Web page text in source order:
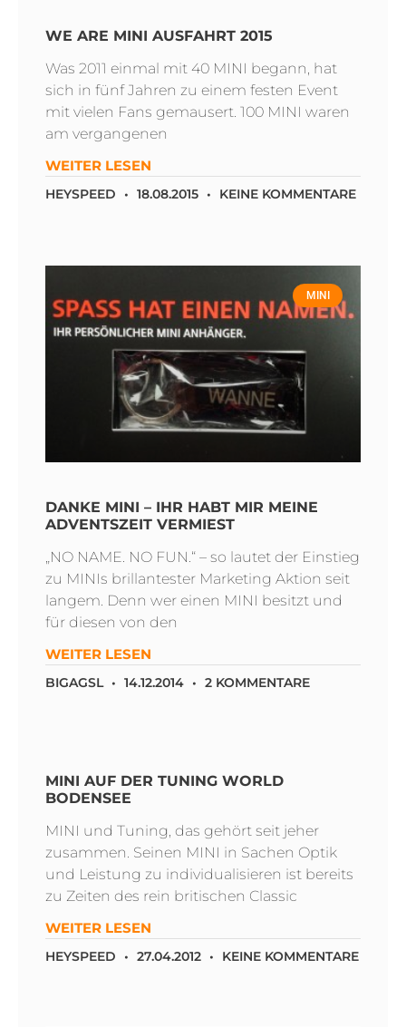
WE ARE MINI AUSFAHRT 2015
Was 2011 einmal mit 40 MINI begann, hat
sich in fünf Jahren zu einem festen Event
mit vielen Fans gemausert. 100 MINI waren
am vergangenen
WEITER LESEN
HEYSPEED 18.08.2015 KEINE KOMMENTARE
MINI
DANKE MINI – IHR HABT MIR MEINE
ADVENTSZEIT VERMIEST
„NO NAME. NO FUN.“ – so lautet der Einstieg
zu MINIs brillantester Marketing Aktion seit
langem. Denn wer einen MINI besitzt und
für diesen von den
WEITER LESEN
BIGAGSL 14.12.2014 2 KOMMENTARE
MINI AUF DER TUNING WORLD
BODENSEE
MINI und Tuning, das gehört seit jeher
zusammen. Seinen MINI in Sachen Optik
und Leistung zu individualisieren ist bereits
zu Zeiten des rein britischen Classic
WEITER LESEN
HEYSPEED 27.04.2012 KEINE KOMMENTARE